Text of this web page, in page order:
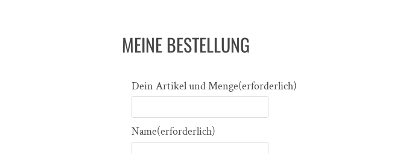
MEINE BESTELLUNG
Dein Artikel und Menge(erforderlich)
Name(erforderlich)